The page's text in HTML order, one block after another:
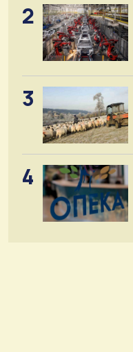
2
3
4